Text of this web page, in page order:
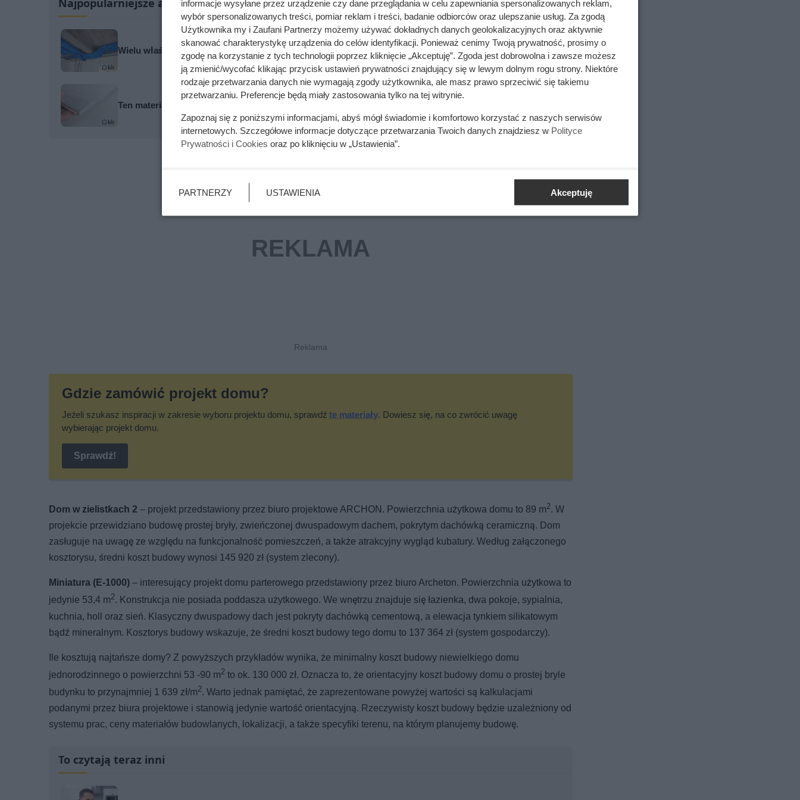
Najpopularniejsze artykuły
Wielu właścicieli domów pomija ten detal. Potem ciepło dosłownie ucieka
Ten materiał bije styropian na głowę. Wystarczy 2 cm zamiast 17 cm
Gdzie zamówić projekt domu?
Jeżeli szukasz inspiracji w zakresie wyboru projektu domu, sprawdź te materiały. Dowiesz się, na co zwrócić uwagę
wybierając projekt domu.
Sprawdź!
Dom w zielistkach 2 – projekt przedstawiony przez biuro projektowe ARCHON. Powierzchnia użytkowa domu to 89 m2. W
projekcie przewidziano budowę prostej bryły, zwieńczonej dwuspadowym dachem, pokrytym dachówką ceramiczną. Dom
zasługuje na uwagę ze względu na funkcjonalność pomieszczeń, a także atrakcyjny wygląd kubatury. Według załączonego
kosztorysu, średni koszt budowy wynosi 145 920 zł (system zlecony).
Miniatura (E-1000) – interesujący projekt domu parterowego przedstawiony przez biuro Archeton. Powierzchnia użytkowa to
jedynie 53,4 m2. Konstrukcja nie posiada poddasza użytkowego. We wnętrzu znajduje się łazienka, dwa pokoje, sypialnia,
kuchnia, holl oraz sień. Klasyczny dwuspadowy dach jest pokryty dachówką cementową, a elewacja tynkiem silikatowym
bądź mineralnym. Kosztorys budowy wskazuje, że średni koszt budowy tego domu to 137 364 zł (system gospodarczy).
Ile kosztują najtańsze domy? Z powyższych przykładów wynika, że minimalny koszt budowy niewielkiego domu
jednorodzinnego o powierzchni 53 -90 m2 to ok. 130 000 zł. Oznacza to, że orientacyjny koszt budowy domu o prostej bryle
budynku to przynajmniej 1 639 zł/m2. Warto jednak pamiętać, że zaprezentowane powyżej wartości są kalkulacjami
podanymi przez biura projektowe i stanowią jedynie wartość orientacyjną. Rzeczywisty koszt budowy będzie uzależniony od
systemu prac, ceny materiałów budowlanych, lokalizacji, a także specyfiki terenu, na którym planujemy budowę.
To czytają teraz inni
informacje wysyłane przez urządzenie czy dane przeglądania w celu zapewniania spersonalizowanych reklam,
wybór spersonalizowanych treści, pomiar reklam i treści, badanie odbiorców oraz ulepszanie usług. Za zgodą
Użytkownika my i Zaufani Partnerzy możemy używać dokładnych danych geolokalizacyjnych oraz aktywnie
skanować charakterystykę urządzenia do celów identyfikacji. Ponieważ cenimy Twoją prywatność, prosimy o
zgodę na korzystanie z tych technologii poprzez kliknięcie „Akceptuję”. Zgoda jest dobrowolna i zawsze możesz
ją zmienić/wycofać klikając przycisk ustawień prywatności znajdujący się w lewym dolnym rogu strony. Niektóre
rodzaje przetwarzania danych nie wymagają zgody użytkownika, ale masz prawo sprzeciwić się takiemu
przetwarzaniu. Preferencje będą miały zastosowania tylko na tej witrynie.
Zapoznaj się z poniższymi informacjami, abyś mógł świadomie i komfortowo korzystać z naszych serwisów
internetowych. Szczegółowe informacje dotyczące przetwarzania Twoich danych znajdziesz w Polityce
Prywatności i Cookies oraz po kliknięciu w „Ustawienia”.
PARTNERZY USTAWIENIA Akceptuję